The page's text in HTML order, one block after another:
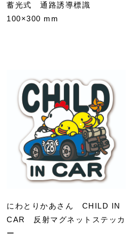
蓄光式 通路誘導標識
100×300 mm
にわとりかあさん CHILD IN
CAR 反射マグネットステッカ
ー